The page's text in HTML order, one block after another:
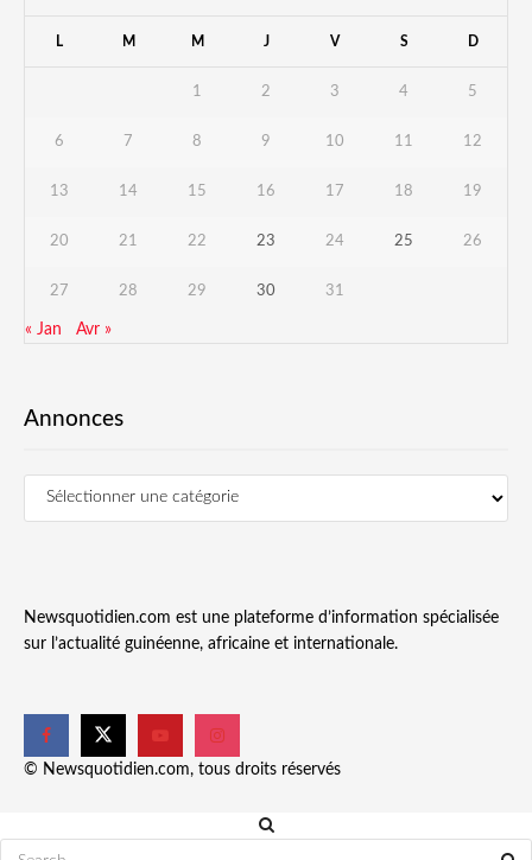
L M M J V S D
1 2 3 4 5
6 7 8 9 10 11 12
13 14 15 16 17 18 19
20 21 22 23 24 25 26
27 28 29 30 31
« Jan Avr »
Annonces
Newsquotidien.com est une plateforme d’information spécialisée
sur l’actualité guinéenne, africaine et internationale.
© Newsquotidien.com, tous droits réservés